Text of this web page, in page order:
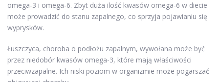
omega-3 i omega-6. Zbyt duża ilość kwasów omega-6 w diecie
może prowadzić do stanu zapalnego, co sprzyja pojawianiu się
wyprysków.
Łuszczyca, choroba o podłożu zapalnym, wywołana może być
przez niedobór kwasów omega-3, które mają właściwości
przeciwzapalne. Ich niski poziom w organizmie może pogarszać